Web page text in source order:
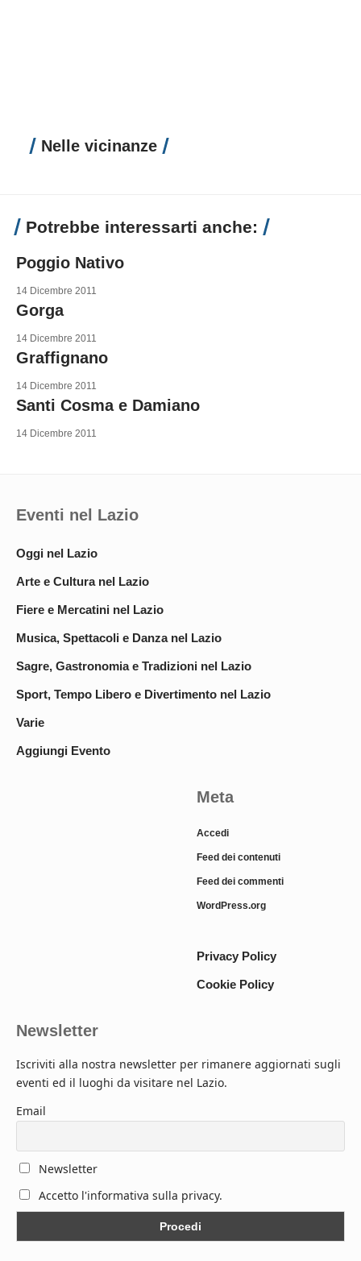
Nelle vicinanze
Potrebbe interessarti anche:
Poggio Nativo
14 Dicembre 2011
Gorga
14 Dicembre 2011
Graffignano
14 Dicembre 2011
Santi Cosma e Damiano
14 Dicembre 2011
Eventi nel Lazio
Oggi nel Lazio
Arte e Cultura nel Lazio
Fiere e Mercatini nel Lazio
Musica, Spettacoli e Danza nel Lazio
Sagre, Gastronomia e Tradizioni nel Lazio
Sport, Tempo Libero e Divertimento nel Lazio
Varie
Aggiungi Evento
Meta
Accedi
Feed dei contenuti
Feed dei commenti
WordPress.org
Privacy Policy
Cookie Policy
Newsletter
Iscriviti alla nostra newsletter per rimanere aggiornati sugli
eventi ed il luoghi da visitare nel Lazio.
Email
Newsletter
Accetto l'informativa sulla privacy.